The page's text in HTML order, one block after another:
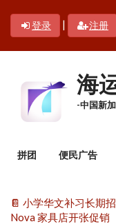
登录 | 注册
海
-中国新
主菜单
拼团 便民广告
📔 小学华文补习长期
Nova 家具店开张促销